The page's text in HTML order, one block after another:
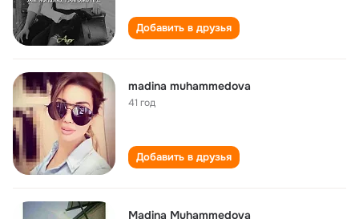
Добавить в друзья
madina muhammedova
41 год
Добавить в друзья
Madina Muhammedova